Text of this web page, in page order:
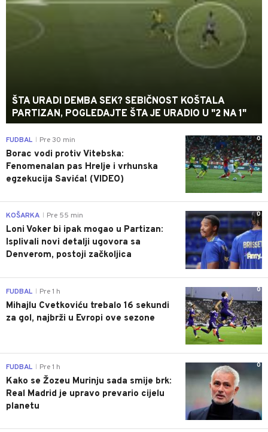
ŠTA URADI DEMBA SEK? SEBIČNOST KOŠTALA
PARTIZAN, POGLEDAJTE ŠTA JE URADIO U "2 NA 1"
0
FUDBAL Pre 30 min
Borac vodi protiv Vitebska:
Fenomenalan pas Hrelje i vrhunska
egzekucija Savića! (VIDEO)
0
KOŠARKA Pre 55 min
Loni Voker bi ipak mogao u Partizan:
Isplivali novi detalji ugovora sa
Denverom, postoji začkoljica
0
FUDBAL Pre 1 h
Mihajlu Cvetkoviću trebalo 16 sekundi
za gol, najbrži u Evropi ove sezone
0
FUDBAL Pre 1 h
Kako se Žozeu Murinju sada smije brk:
Real Madrid je upravo prevario cijelu
planetu